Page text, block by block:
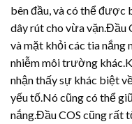
bên đầu, và có thể được
dây rút cho vừa vặn.Đầu
và mặt khỏi các tia nắng
nhiễm môi trường
nhận thấy sự khác biệt
yếu tố.Nó cũng có thể
nắng.Đầu COS cũng rất